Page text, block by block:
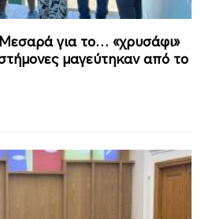
για το… «χρυσάφι»
μαγεύτηκαν από το